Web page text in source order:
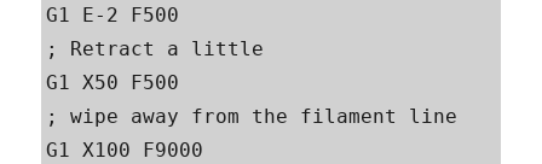
G1 E-2 F500
; Retract a little
G1 X50 F500
; wipe away from the filament line
G1 X100 F9000